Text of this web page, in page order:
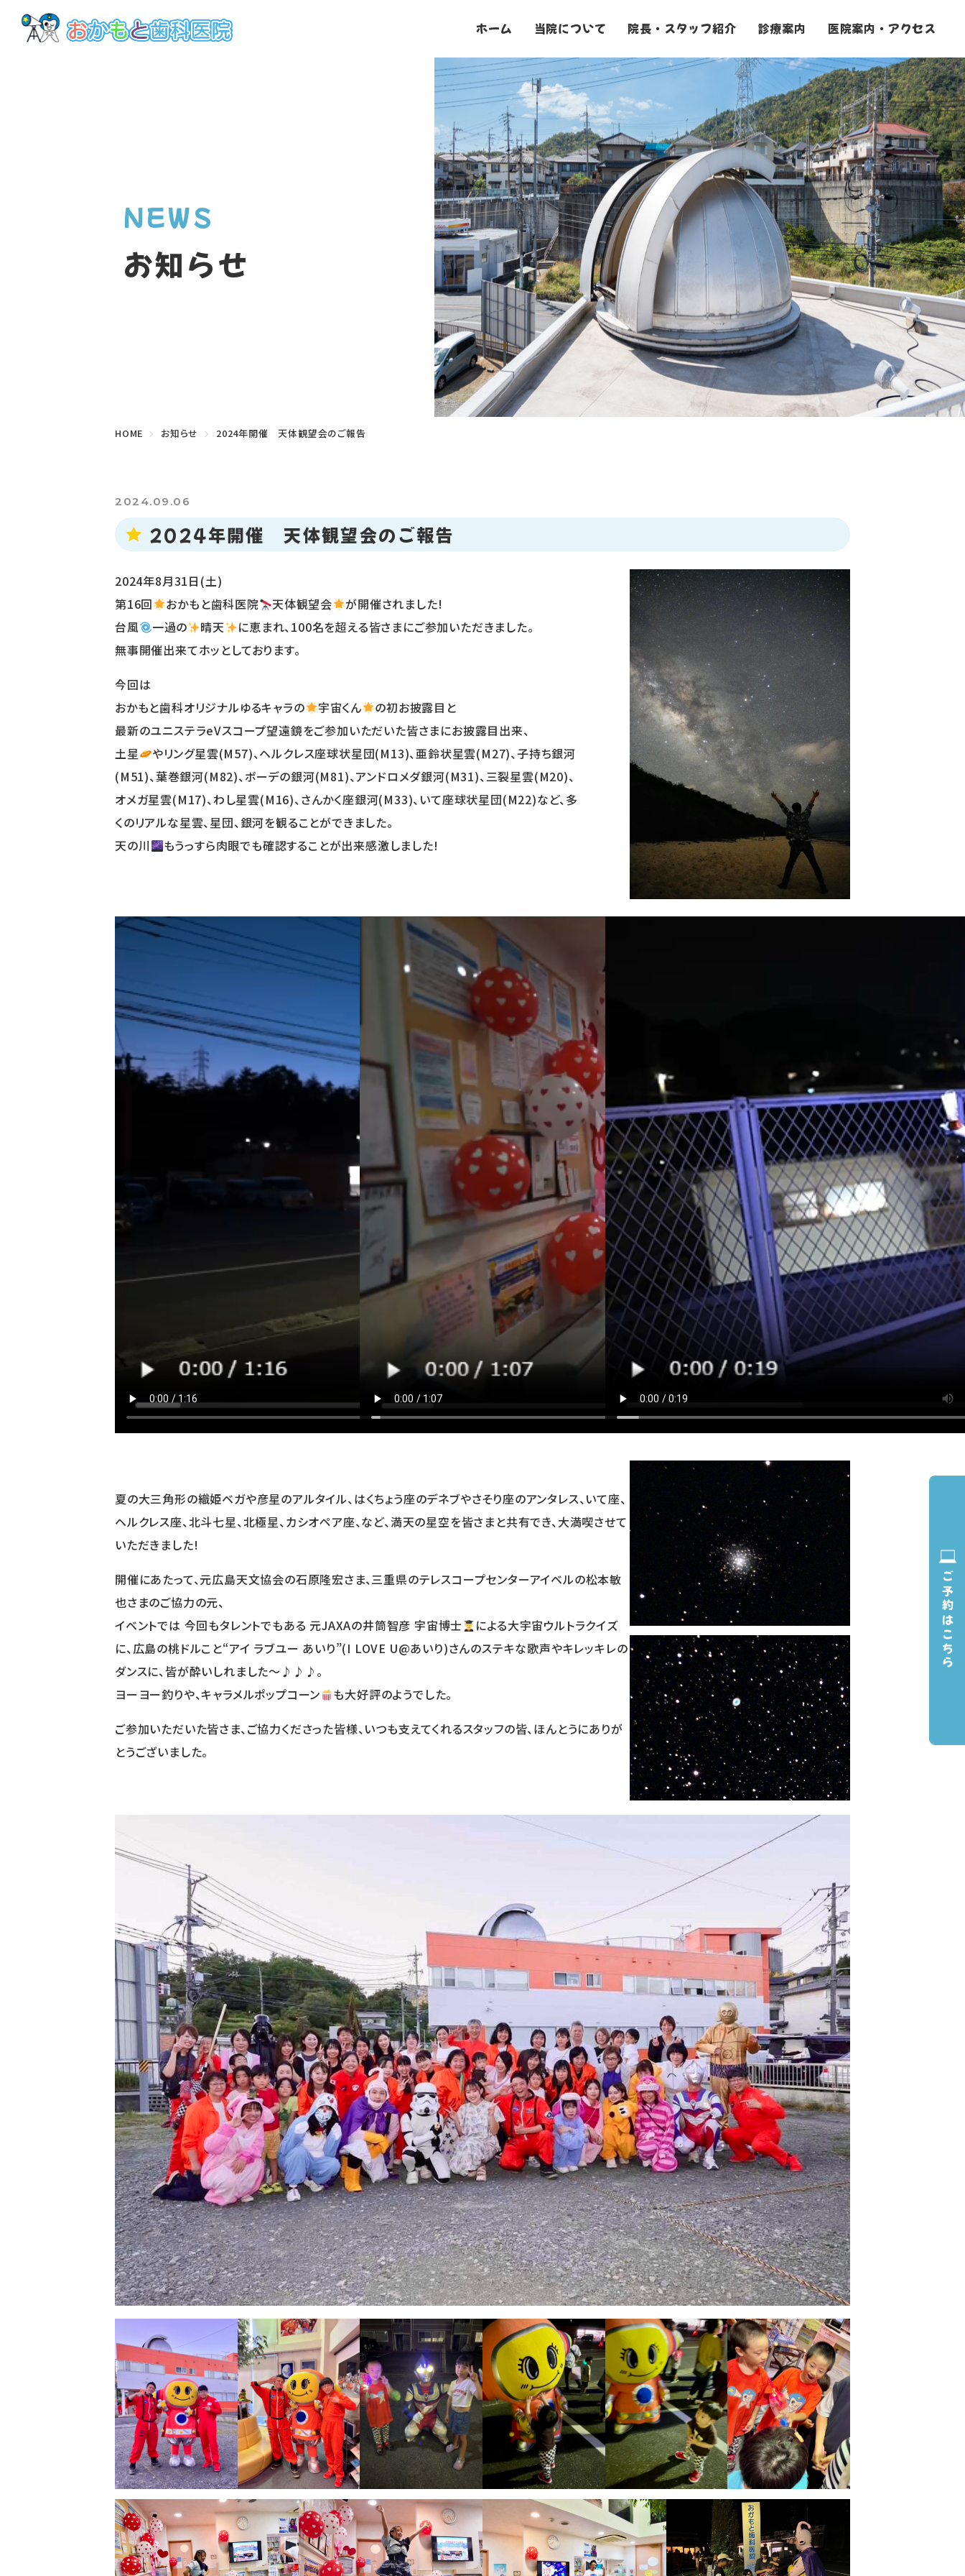
ホーム 当院について 院長・スタッフ紹介 診療案内
一般歯科
入れ歯治療
矯正歯科
審美歯科・ホワイトニング
インプラント治療
口腔外科治療
予防歯科
訪問歯科
医院案内・アクセス
NEWS
お知らせ
HOME お知らせ 2024年開催 天体観望会のご報告
2024.09.06
2024年開催 天体観望会のご報告
2024年8月31日(土)
第16回
おかもと⻭科医院 天体観望会
が開催されました!
台風
一過の 晴天
に恵まれ、100名を超える皆さまにご参加いただきました。
無事開催出来てホッとしております。
今回は
おかもと⻭科オリジナルゆるキャラの
宇宙くん
の初お披露目と
最新のユニステラeVスコープ望遠鏡をご参加いただいた皆さまにお披露目出来、
土星
やリング星雲(M57)、ヘルクレス座球状星団(M13)、亜鈴状星雲(M27)、子持ち銀河
(M51)、葉巻銀河(M82)、ボーデの銀河(M81)、アンドロメダ銀河(M31)、三裂星雲(M20)、
オメガ星雲(M17)、わし星雲(M16)、さんかく座銀河(M33)、いて座球状星団(M22)など、多
くのリアルな星雲、星団、銀河を観ることができました。
天の川
もうっすら肉眼でも確認することが出来感激しました!
夏の大三角形の織姫ベガや彦星のアルタイル、はくちょう座のデネブやさそり座のアンタレス、いて座、
ヘルクレス座、北斗七星、北極星、カシオペア座、など、満天の星空を皆さまと共有でき、大満喫させて
いただきました!
開催にあたって、元広島天文協会の石原隆宏さま、三重県のテレスコープセンターアイベルの松本敏
也さまのご協力の元、
イベントでは 今回もタレントでもある 元JAXAの井筒智彦 宇宙博士
による大宇宙ウルトラクイズ
に、広島の桃ドルこと“アイ ラブユー あいり”(I LOVE U@あいり)さんのステキな歌声やキレッキレの
ダンスに、皆が酔いしれました〜♪♪♪。
ヨーヨー釣りや、キャラメルポップコーン
も大好評のようでした。
ご参加いただいた皆さま、ご協力くださった皆様、いつも支えてくれるスタッフの皆、ほんとうにありが
とうございました。
ご予約はこちら